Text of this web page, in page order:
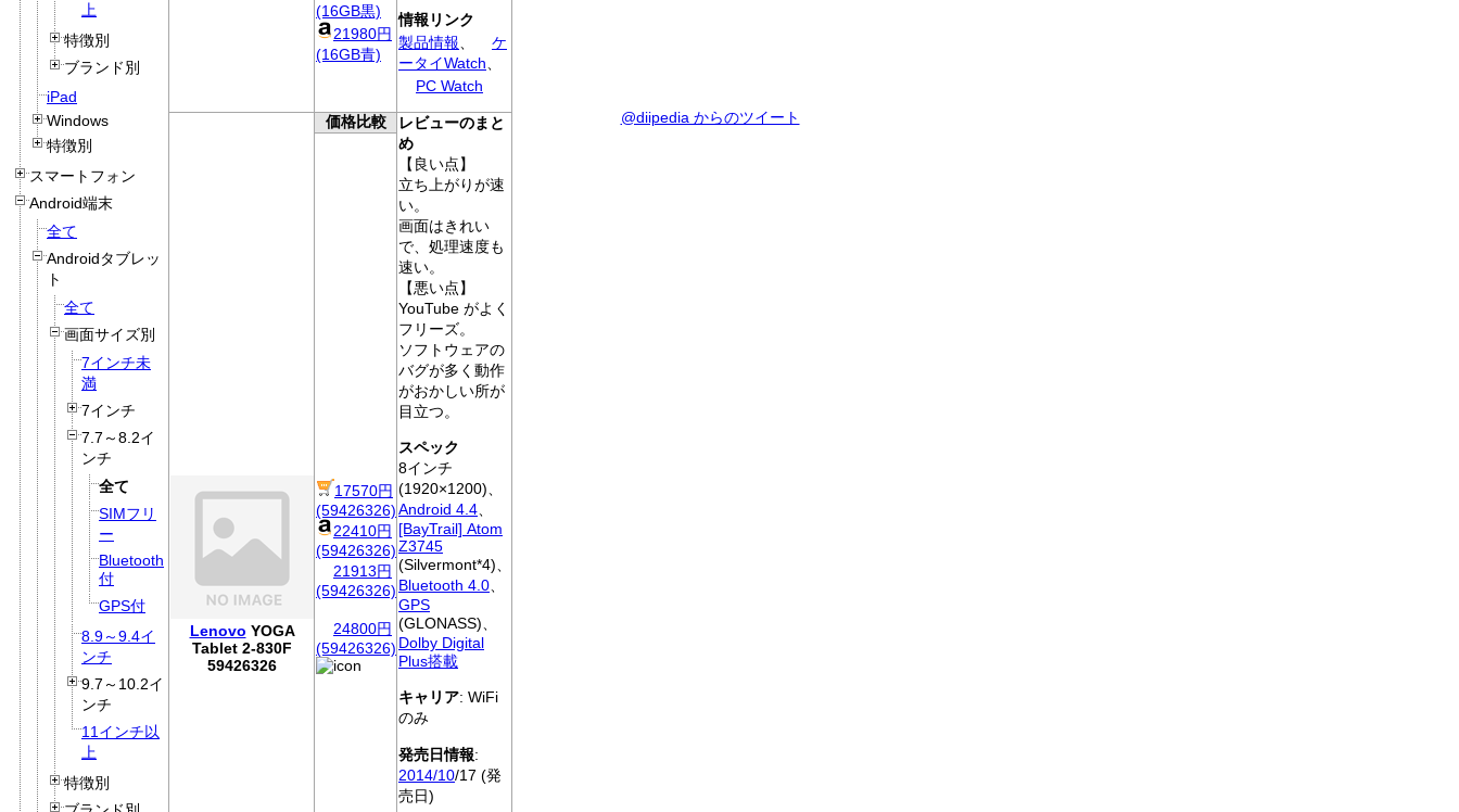
上
特徴別
ブランド別
iPad
Windows
特徴別
スマートフォン
Android端末
全て
Androidタブレッ
ト
全て
画面サイズ別
7インチ未
満
7インチ
7.7～8.2イ
ンチ
全て
SIMフリ
ー
Bluetooth
付
GPS付
8.9～9.4イ
ンチ
9.7～10.2イ
ンチ
11インチ以
上
特徴別
情報リンク
製品情報
ケ
ータイWatch
PC Watch
(16GB黒)
21980円
(16GB青)
Lenovo YOGA
Tablet 2-830F
59426326
価格比較
レビューのまと
め
【良い点】
立ち上がりが速
い。
画面はきれい
で、処理速度も
速い。
【悪い点】
YouTube がよく
フリーズ。
ソフトウェアの
バグが多く動作
がおかしい所が
目立つ。
スペック
8インチ
(1920×1200)、
Android 4.4
[BayTrail] Atom
Z3745
(Silvermont*4)、
Bluetooth 4.0
GPS
(GLONASS)、
Dolby Digital
Plus搭載
キャリア: WiFi
のみ
発売日情報:
2014/10/17 (発
売日)
17570円
(59426326)
22410円
(59426326)
21913円
(59426326)
24800円
(59426326)
@diipedia からのツイート